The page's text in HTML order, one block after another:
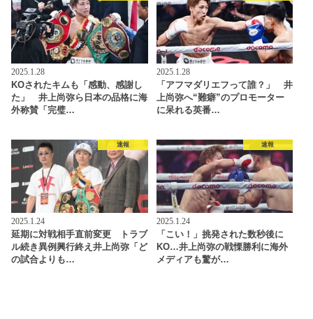
2025.1.28
KOされたキムも「感動、感謝し
た」 井上尚弥ら日本の品格に海
外称賛「完璧…
2025.1.28
「アフマダリエフって誰？」 井
上尚弥へ“難癖”のプロモーター
に呆れる英番…
速報
2025.1.24
延期に対戦相手直前変更 トラブ
ル続き異例興行終え井上尚弥「ど
の試合よりも…
速報
2025.1.24
「こい！」挑発された数秒後に
KO…井上尚弥の戦慄勝利に海外
メディアも驚が…